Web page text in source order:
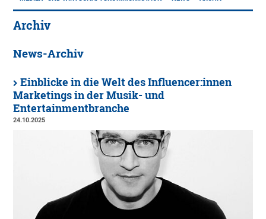
Archiv
News-Archiv
Einblicke in die Welt des Influencer:innen
Marketings in der Musik- und
Entertainmentbranche
24.10.2025